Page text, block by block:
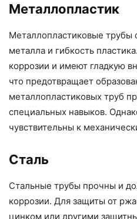
Металлопластик
Металлопластиковые трубы
металла и гибкость
коррозии и имеют гладкую
что предотвращает
металлопластиковых труб
специальных навыков.
чувствительны к
Сталь
Стальные трубы прочны и
коррозии. Для защиты от
цинком или другими